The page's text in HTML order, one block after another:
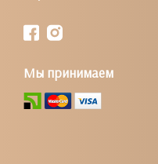
Мы принимаем